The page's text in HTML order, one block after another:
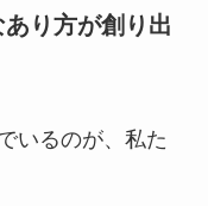
り方が創り出
いるのが、私た